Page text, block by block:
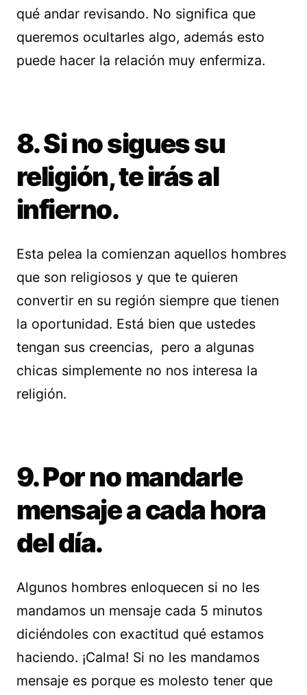
qué andar revisando. No significa que
queremos ocultarles algo, además esto
puede hacer la relación muy enfermiza.
8. Si no sigues su
religión, te irás al
infierno.
Esta pelea la comienzan aquellos hombres
que son religiosos y que te quieren
convertir en su región siempre que tienen
la oportunidad. Está bien que ustedes
tengan sus creencias, pero a algunas
chicas simplemente no nos interesa la
religión.
9. Por no mandarle
mensaje a cada hora
del día.
Algunos hombres enloquecen si no les
mandamos un mensaje cada 5 minutos
diciéndoles con exactitud qué estamos
haciendo. ¡Calma! Si no les mandamos
mensaje es porque es molesto tener que